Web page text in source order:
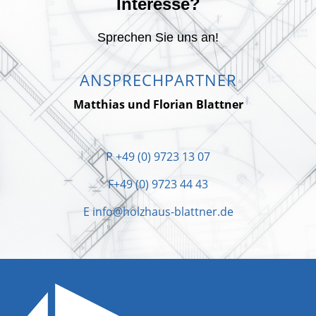
Interesse?
Sprechen Sie uns an!
ANSPRECHPARTNER
Matthias und Florian Blattner
P+49 (0) 9723 13 07
F+49 (0) 9723 44 43
E info@holzhaus-blattner.de